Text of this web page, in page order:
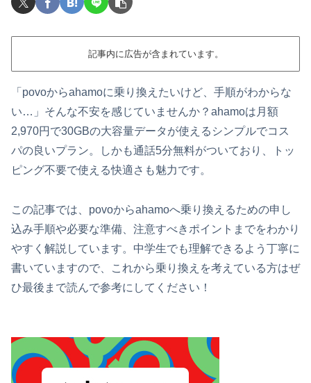
記事内に広告が含まれています。
「povoからahamoに乗り換えたいけど、手順がわからな
い…」そんな不安を感じていませんか？ahamoは月額
2,970円で30GBの大容量データが使えるシンプルでコス
パの良いプラン。しかも通話5分無料がついており、トッ
ピング不要で使える快適さも魅力です。
この記事では、povoからahamoへ乗り換えるための申し
込み手順や必要な準備、注意すべきポイントまでをわかり
やすく解説しています。中学生でも理解できるよう丁寧に
書いていますので、これから乗り換えを考えている方はぜ
ひ最後まで読んで参考にしてください！